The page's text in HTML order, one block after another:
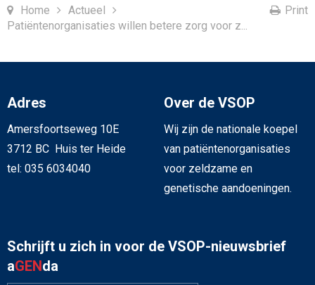
Home
Actueel
Patiëntenorganisaties willen betere zorg voor z...
Print
Adres
Amersfoortseweg 10E
3712 BC Huis ter Heide
tel: 035 6034040
Over de VSOP
Wij zijn de nationale koepel
van patiëntenorganisaties
voor zeldzame en
genetische aandoeningen.
Schrijft u zich in voor de VSOP-nieuwsbrief
aGENda